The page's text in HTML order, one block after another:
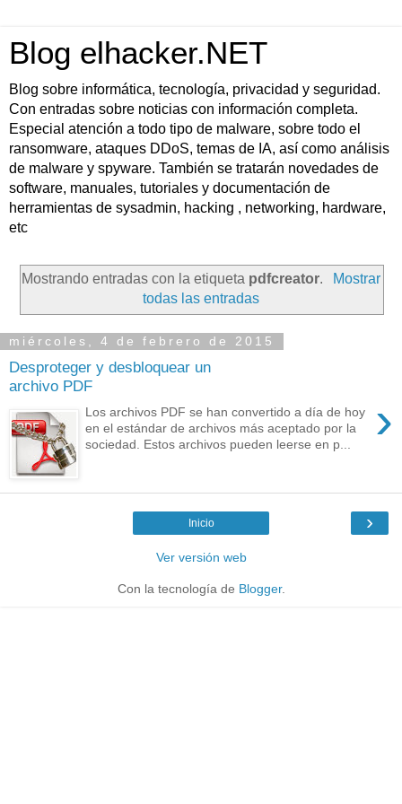
Blog elhacker.NET
Blog sobre informática, tecnología, privacidad y seguridad.
Con entradas sobre noticias con información completa.
Especial atención a todo tipo de malware, sobre todo el
ransomware, ataques DDoS, temas de IA, así como análisis
de malware y spyware. También se tratarán novedades de
software, manuales, tutoriales y documentación de
herramientas de sysadmin, hacking , networking, hardware,
etc
Mostrando entradas con la etiqueta pdfcreator.
Mostrar
todas las entradas
miércoles, 4 de febrero de 2015
Desproteger y desbloquear un
archivo PDF
›
Los archivos PDF se han convertido a día de hoy
en el estándar de archivos más aceptado por la
sociedad. Estos archivos pueden leerse en p...
›
Inicio
Ver versión web
Con la tecnología de Blogger.